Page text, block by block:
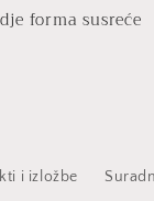
forma susreće
i izložbe